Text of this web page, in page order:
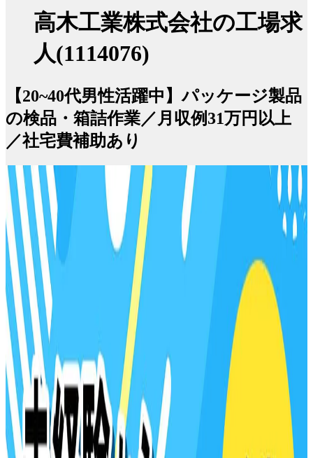
高木工業株式会社の工場求
人(1114076)
【20~40代男性活躍中】パッケージ製品
の検品・箱詰作業／月収例31万円以上
／社宅費補助あり